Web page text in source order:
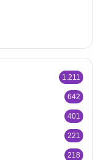
1.211
642
401
221
218